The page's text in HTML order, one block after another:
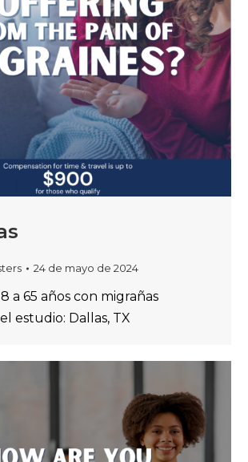
24 de mayo de 2024
a 65 años con migrañas
estudio: Dallas, TX